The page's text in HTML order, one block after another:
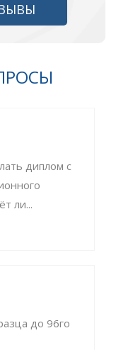
диплом с
ли...
до 96го